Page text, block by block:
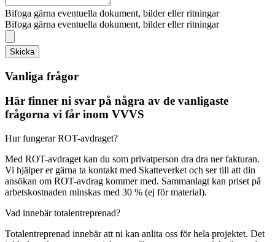
Bifoga gärna eventuella dokument, bilder eller ritningar
Bifoga gärna eventuella dokument, bilder eller ritningar
Skicka
Vanliga frågor
Här finner ni svar på några av de vanligaste
frågorna vi får inom VVVS
Hur fungerar ROT-avdraget?
Med ROT-avdraget kan du som privatperson dra dra ner fakturan.
Vi hjälper er gärna ta kontakt med Skatteverket och ser till att din
ansökan om ROT-avdrag kommer med. Sammanlagt kan priset på
arbetskostnaden minskas med 30 % (ej för material).
Vad innebär totalentreprenad?
Totalentreprenad innebär att ni kan anlita oss för hela projektet. Det